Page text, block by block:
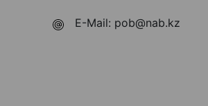
E-Mail: pob@nab.kz